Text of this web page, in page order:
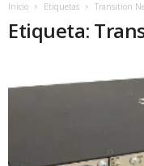
Inicio Etiquetas Transition
Etiqueta: